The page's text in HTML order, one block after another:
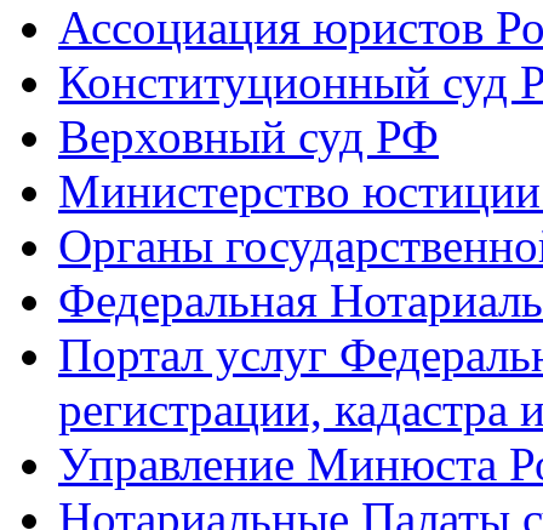
Ассоциация юристов
Конституционный суд
Верховный суд РФ
Министерство
Органы
Федеральная
Портал услуг
регистрации, кадастра
Управление Минюста
Нотариальные Палаты